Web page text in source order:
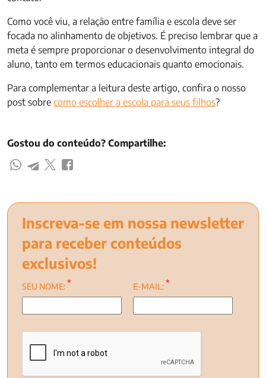
Como você viu, a relação entre família e escola deve ser
focada no alinhamento de objetivos. É preciso lembrar que a
meta é sempre proporcionar o desenvolvimento integral do
aluno, tanto em termos educacionais quanto emocionais.
Para complementar a leitura deste artigo, confira o nosso
post sobre como escolher a escola para seus filhos?
Gostou do conteúdo? Compartilhe:
Inscreva-se em nossa newsletter
para receber conteúdos
exclusivos!
SEU NOME:* E-MAIL:*